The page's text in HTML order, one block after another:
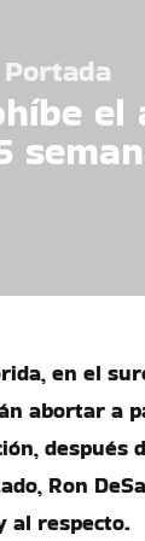
Portada
el
en el
abortar a
después
Ron
al respecto.